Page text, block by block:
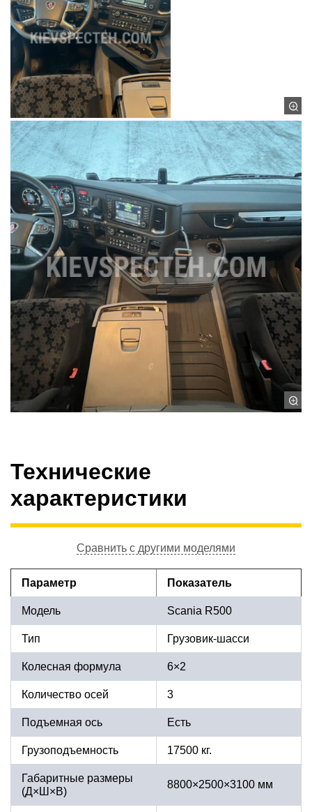
Технические
характеристики
Сравнить с другими моделями
Параметр Показатель
Модель Scania R500
Тип Грузовик-шасси
Колесная формула 6×2
Количество осей 3
Подъемная ось Есть
Грузоподъемность 17500 кг.
Габаритные размеры
(Д×Ш×В)
8800×2500×3100 мм